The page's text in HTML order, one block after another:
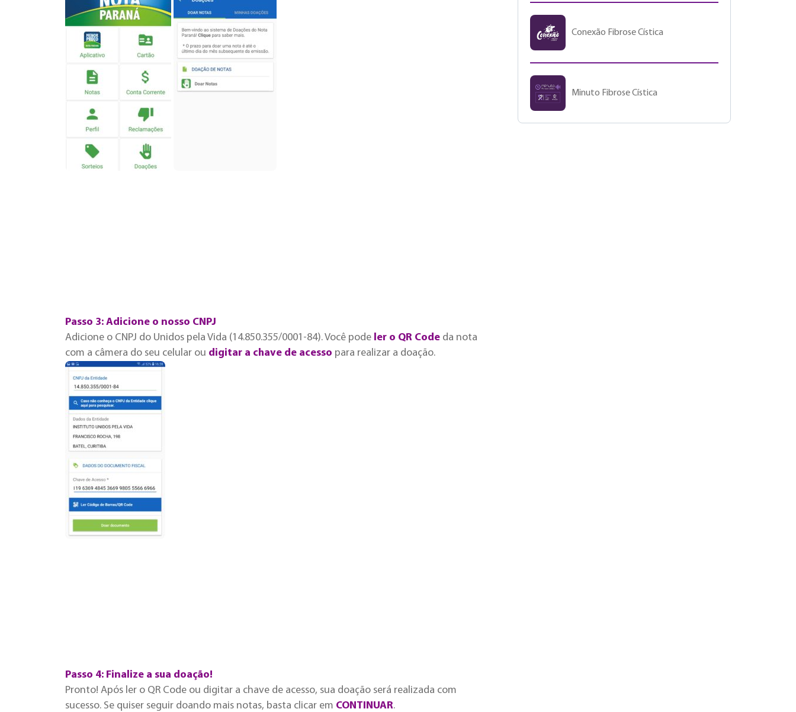
Passo 3: Adicione o nosso CNPJ
Adicione o CNPJ do Unidos pela Vida (14.850.355/0001-84). Você pode ler o QR Code da nota
com a câmera do seu celular ou digitar a chave de acesso para realizar a doação.
Passo 4: Finalize a sua doação!
Pronto! Após ler o QR Code ou digitar a chave de acesso, sua doação será realizada com
sucesso. Se quiser seguir doando mais notas, basta clicar em CONTINUAR.
Conexão Fibrose Cística
Minuto Fibrose Cística